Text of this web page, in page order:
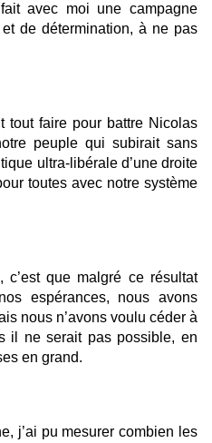
avec moi une campagne
de détermination, à ne pas
tout faire pour battre Nicolas
peuple qui subirait sans
ultra-libérale d’une droite
toutes avec notre système
que malgré ce résultat
espérances, nous avons
nous n’avons voulu céder à
il ne serait pas possible, en
en grand.
j’ai pu mesurer combien les